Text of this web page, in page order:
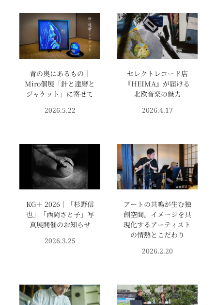
青の奥にあるもの｜
Miro個展「針と達磨と
ジャケット」に寄せて
2026.5.22
セレクトレコード店
『HEIMA』が届ける
北欧音楽の魅力
2026.4.17
KG＋ 2026｜「杉野信
也」「西岡さと子」写
真展開催のお知らせ
2026.3.25
アートの共鳴が生む独
創空間。イメージを具
現化するアーティスト
の情熱とこだわり
2026.2.20